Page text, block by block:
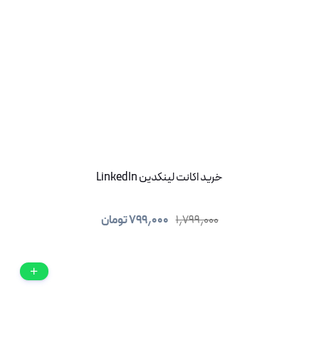
خرید اکانت لینکدین LinkedIn
۱٫۷۹۹٫۰۰۰ ۷۹۹٫۰۰۰تومان